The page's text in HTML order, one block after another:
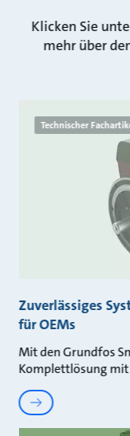
Klicken Sie
mehr über
Technischer
Zuverlässiges
für OEMs
Mit den Grundfos
Komplettlösung